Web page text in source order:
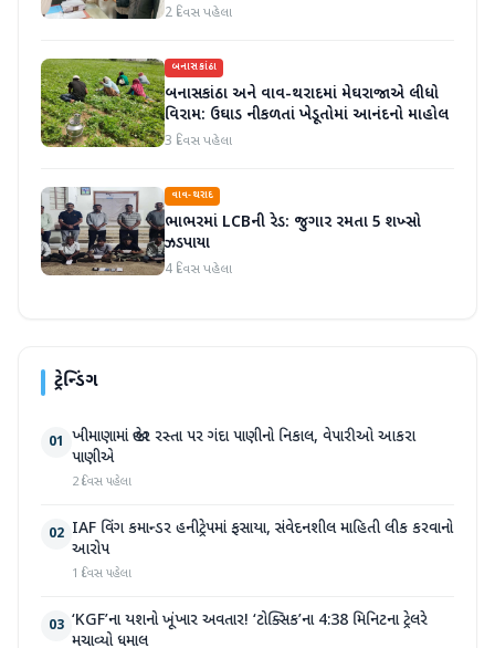
2 દિવસ પહેલા
બનાસકાંઠા
બનાસકાંઠા અને વાવ-થરાદમાં મેઘરાજાએ લીધો
વિરામ: ઉઘાડ નીકળતાં ખેડૂતોમાં આનંદનો માહોલ
3 દિવસ પહેલા
વાવ-થરાદ
ભાભરમાં LCBની રેડ: જુગાર રમતા 5 શખ્સો
ઝડપાયા
4 દિવસ પહેલા
ટ્રેન્ડિંગ
01 ખીમાણામાં જાહેર રસ્તા પર ગંદા પાણીનો નિકાલ, વેપારીઓ આકરા
પાણીએ
2 દિવસ પહેલા
02 IAF વિંગ કમાન્ડર હનીટ્રેપમાં ફસાયા, સંવેદનશીલ માહિતી લીક કરવાનો
આરોપ
1 દિવસ પહેલા
03 ‘KGF’ના યશનો ખૂંખાર અવતાર! ‘ટોક્સિક’ના 4:38 મિનિટના ટ્રેલરે
મચાવ્યો ધમાલ